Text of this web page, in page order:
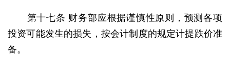
第十七条 财务部应根据谨慎性原则，预测各项
投资可能发生的损失，按会计制度的规定计提跌价准
备。